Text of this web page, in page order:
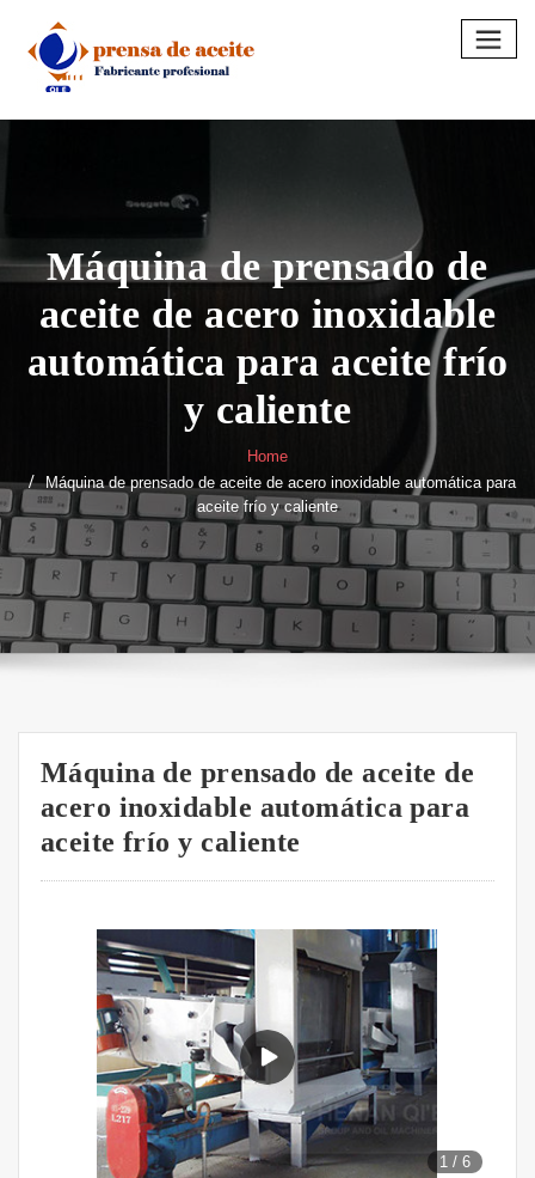
content
Máquina de prensado de
aceite de acero inoxidable
automática para aceite frío
y caliente
Home
Máquina de prensado de aceite de acero inoxidable automática para
aceite frío y caliente
Máquina de prensado de aceite de
acero inoxidable automática para
aceite frío y caliente
1 /6